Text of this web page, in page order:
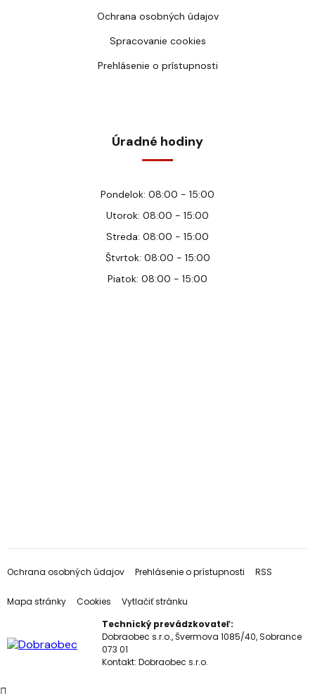
Ochrana osobných údajov
Spracovanie cookies
Prehlásenie o prístupnosti
Úradné hodiny
Pondelok: 08:00 - 15:00
Utorok: 08:00 - 15:00
Streda: 08:00 - 15:00
Štvrtok: 08:00 - 15:00
Piatok: 08:00 - 15:00
Ochrana osobných údajov Prehlásenie o prístupnosti RSS
Mapa stránky Cookies
Vytlačiť stránku
Technický prevádzkovateľ:
Dobraobec s.r.o., Švermova 1085/40, Sobrance
073 01
Kontakt: Dobraobec s.r.o.